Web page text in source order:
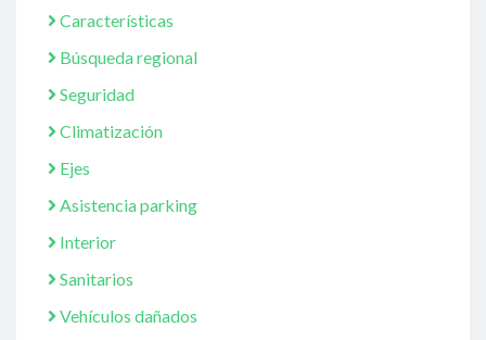
Características
Búsqueda regional
Seguridad
Climatización
Ejes
Asistencia parking
Interior
Sanitarios
Vehículos dañados